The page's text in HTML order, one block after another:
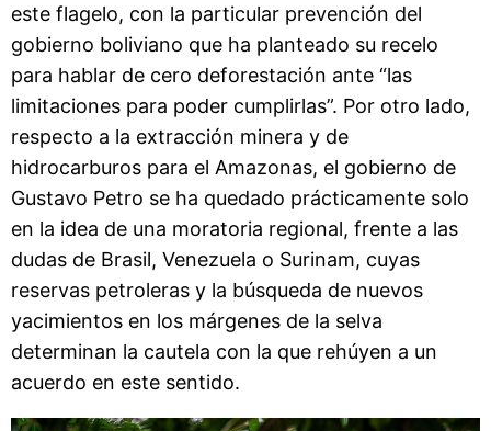
este flagelo, con la particular prevención del
gobierno boliviano que ha planteado su recelo
para hablar de cero deforestación ante “las
limitaciones para poder cumplirlas”. Por otro lado,
respecto a la extracción minera y de
hidrocarburos para el Amazonas, el gobierno de
Gustavo Petro se ha quedado prácticamente solo
en la idea de una moratoria regional, frente a las
dudas de Brasil, Venezuela o Surinam, cuyas
reservas petroleras y la búsqueda de nuevos
yacimientos en los márgenes de la selva
determinan la cautela con la que rehúyen a un
acuerdo en este sentido.